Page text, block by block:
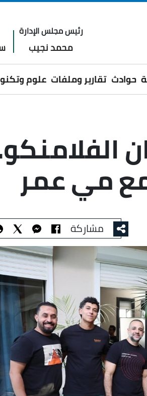
رئيس مجلس الإدارة
محمد نجيب
حوادث تقارير وملفات علوم
مع مي عمر
مشاركة